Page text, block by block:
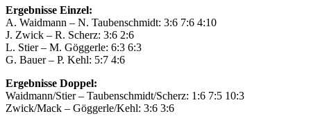
Ergebnisse Einzel:
A. Waidmann – N. Taubenschmidt: 3:6 7:6 4:10
J. Zwick – R. Scherz: 3:6 2:6
L. Stier – M. Göggerle: 6:3 6:3
G. Bauer – P. Kehl: 5:7 4:6
Ergebnisse Doppel:
Waidmann/Stier – Taubenschmidt/Scherz: 1:6 7:5 10:3
Zwick/Mack – Göggerle/Kehl: 3:6 3:6